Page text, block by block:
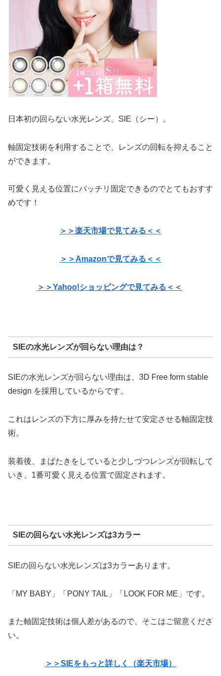
日本初の回らない水光レンズ、SIE（シー）。
軸固定技術を利用することで、レンズの回転を抑えること
ができます。
可愛く見える位置にバッチリ固定できるのでとてもおすす
めです！
＞＞楽天市場で見てみる＜＜
＞＞Amazonで見てみる＜＜
＞＞Yahoo!ショッピングで見てみる＜＜
SIEの水光レンズが回らない理由は？
SIEの水光レンズが回らない理由は、3D Free form stable
design を採用しているからです。
これはレンズの下方に厚みを持たせて安定させる軸固定技
術。
装着後、まばたきをしていると少しづつレンズが回転して
いき、1番可愛く見える位置で固定されます。
SIEの回らない水光レンズは3カラー
SIEの回らない水光レンズは3カラーあります。
「MY BABY」「PONY TAIL」「LOOK FOR ME」です。
また軸固定技術は個人差があるので、そこはご留意くださ
い。
＞＞SIEをもっと詳しく（楽天市場）